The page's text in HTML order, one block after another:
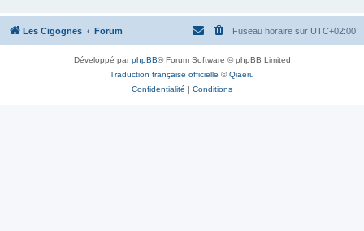
Les Cigognes Forum Fuseau horaire sur UTC+02:00
Développé parphpBB® Forum Software © phpBB Limited
Traduction française officielle ©Qiaeru
Confidentialité | Conditions